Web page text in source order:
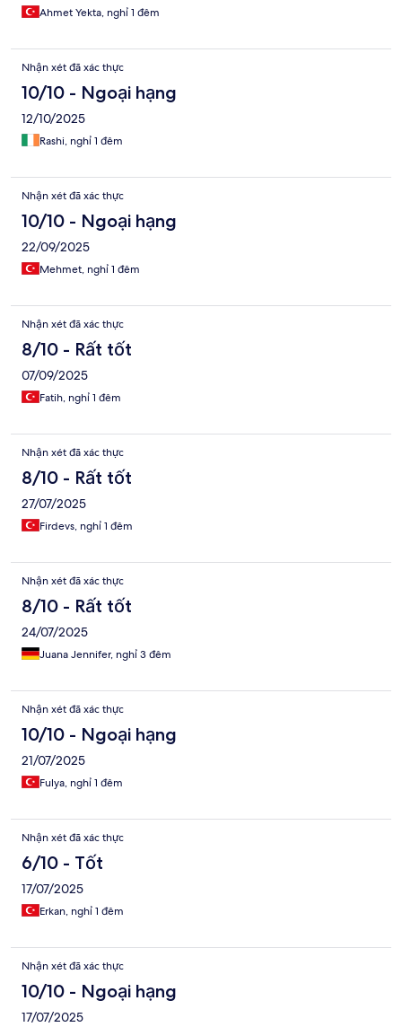
Ahmet Yekta, nghỉ 1 đêm
Nhận xét đã xác thực
10/10 - Ngoại hạng
12/10/2025
Rashi, nghỉ 1 đêm
Nhận xét đã xác thực
10/10 - Ngoại hạng
22/09/2025
Mehmet, nghỉ 1 đêm
Nhận xét đã xác thực
8/10 - Rất tốt
07/09/2025
Fatih, nghỉ 1 đêm
Nhận xét đã xác thực
8/10 - Rất tốt
27/07/2025
Firdevs, nghỉ 1 đêm
Nhận xét đã xác thực
8/10 - Rất tốt
24/07/2025
Juana Jennifer, nghỉ 3 đêm
Nhận xét đã xác thực
10/10 - Ngoại hạng
21/07/2025
Fulya, nghỉ 1 đêm
Nhận xét đã xác thực
6/10 - Tốt
17/07/2025
Erkan, nghỉ 1 đêm
Nhận xét đã xác thực
10/10 - Ngoại hạng
17/07/2025